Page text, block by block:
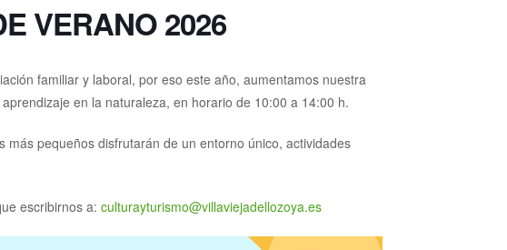
VERANO 2026
familiar y laboral, por eso este año, aumentamos nuestra
en la naturaleza, en horario de 10:00 a 14:00 h.
más pequeños disfrutarán de un entorno único, actividades
escribirnos a: culturayturismo@villaviejadellozoya.es